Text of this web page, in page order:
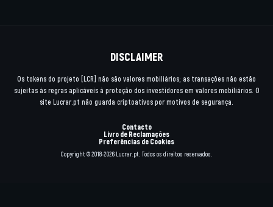
DISCLAIMER
Os tokens do projeto [LCR] não são valores mobiliários; as transações não estão
sujeitas às regras aplicáveis à proteção dos investidores em valores mobiliários. O
site Lucrar.pt não guarda criptoativos por motivos de segurança.
Contacto
Livro de Reclamações
Preferências de Cookies
Copyright © 2018-2026 Lucrar.pt. Todos os direitos reservados.